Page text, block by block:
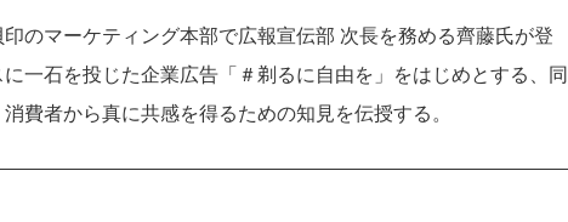
のマーケティング本部で広報宣伝部 次長を務める齊藤氏が登
一石を投じた企業広告「＃剃るに自由を」をはじめとする、同
費者から真に共感を得るための知見を伝授する。